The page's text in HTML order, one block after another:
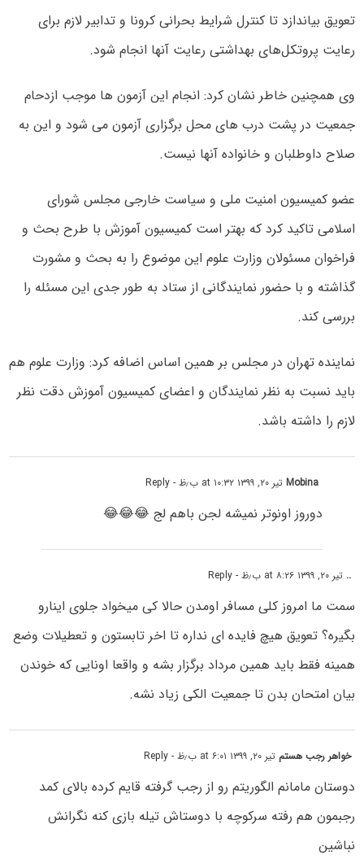
تعویق بیاندازد تا کنترل شرایط بحرانی کرونا و تدابیر لازم برای
رعایت پروتکل‌های بهداشتی رعایت آنها انجام شود.
وی همچنین خاطر نشان کرد: انجام این آزمون ها موجب ازدحام
جمعیت در پشت درب های محل برگزاری آزمون می شود و این به
صلاح داوطلبان و خانواده آنها نیست.
عضو کمیسیون امنیت ملی و سیاست خارجی مجلس شورای
اسلامی تاکید کرد که بهتر است کمیسیون آموزش با طرح بحث و
فراخوان مسئولان وزارت علوم این موضوع را به بحث و مشورت
گذاشته و با حضور نمایندگانی از ستاد به طور جدی این مسئله را
بررسی کند.
نماینده تهران در مجلس بر همین اساس اضافه کرد: وزارت علوم هم
باید نسبت به نظر نمایندگان و اعضای کمیسیون آموزش دقت نظر
لازم را داشته باشد.
Mobinaتیر ۲۰, ۱۳۹۹ at ۱۰:۳۲ ب٫ظ - Reply
دوروز اونوتر نمیشه لجن باهم لج 😂😂😂
.. تیر ۲۰, ۱۳۹۹ at ۸:۲۶ ب٫ظ - Reply
سمت ما امروز کلی مسافر اومدن حالا کی میخواد جلوی اینارو
بگیره؟ تعویق هیچ فایده ای نداره تا اخر تابستون و تعطیلات وضع
همینه فقط باید همین مرداد برگزار بشه و واقعا اونایی که خوندن
بیان امتحان بدن تا جمعیت الکی زیاد نشه.
خواهر رجب هستم تیر ۲۰, ۱۳۹۹ at ۶:۰۱ ب٫ظ - Reply
دوستان مامانم الگوریتم رو از رجب گرفته قایم کرده بالای کمد
رجبمون هم رفته سرکوچه با دوستاش تیله بازی کنه نگرانش
نباشین